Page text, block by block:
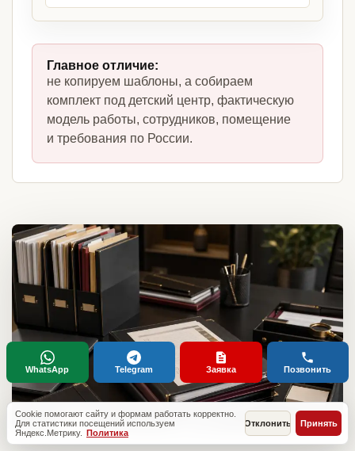
Главное отличие:
не копируем шаблоны, а собираем
комплект под детский центр, фактическую
модель работы, сотрудников, помещение
и требования по России.
Cookie помогают сайту и формам работать корректно.
Для статистики посещений используем
Яндекс.Метрику. Политика
Отклонить Принять
WhatsApp Telegram Заявка Позвонить